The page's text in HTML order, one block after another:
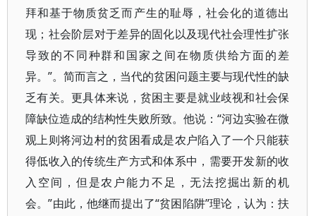
拜和基于物质贫乏而产生的耻辱，社会化的道德出
现；社会阶层对于差异的固化以及现代社会理性扩张
导致的不同种群和国家之间在物质供给方面的差
异。”。简而言之，当代的贫困问题主要与现代性的缺
乏有关。更具体来说，贫困主要是就业歧视和社会保
障缺位造成的结构性失败所致。他说：“河边实验在微
观上则将河边村的贫困看成是农户陷入了一个只能获
得低收入的传统生产方式和体系中，需要开发新的收
入空间，但是农户能力不足，无法挖掘出新的机
会。”由此，他继而提出了“贫困陷阱”理论，认为：扶